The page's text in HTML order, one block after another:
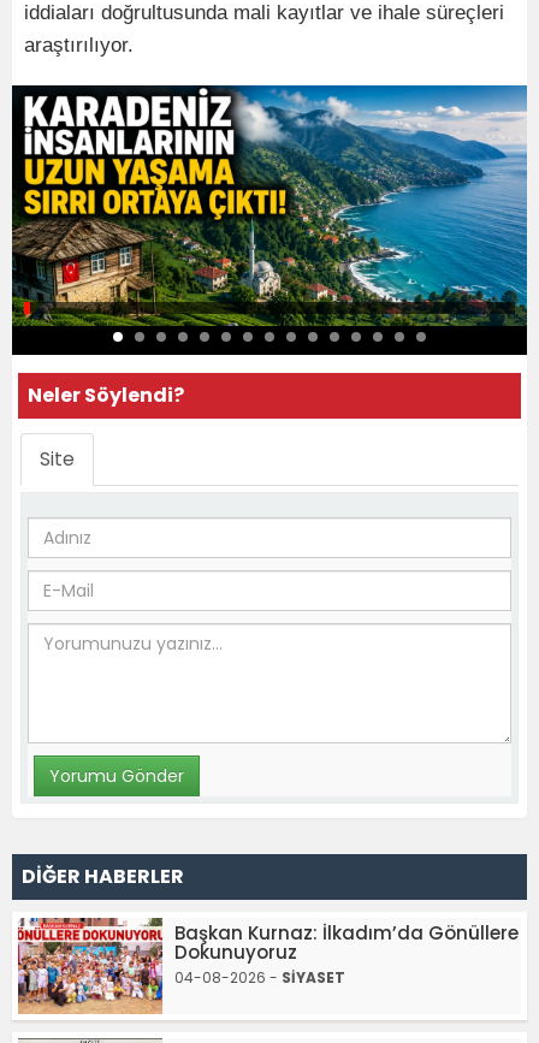
iddiaları doğrultusunda mali kayıtlar ve ihale süreçleri
araştırılıyor.
Neler Söylendi?
Site
DİĞER HABERLER
Başkan Kurnaz: İlkadım’da Gönüllere
Dokunuyoruz
04-08-2026 - SİYASET